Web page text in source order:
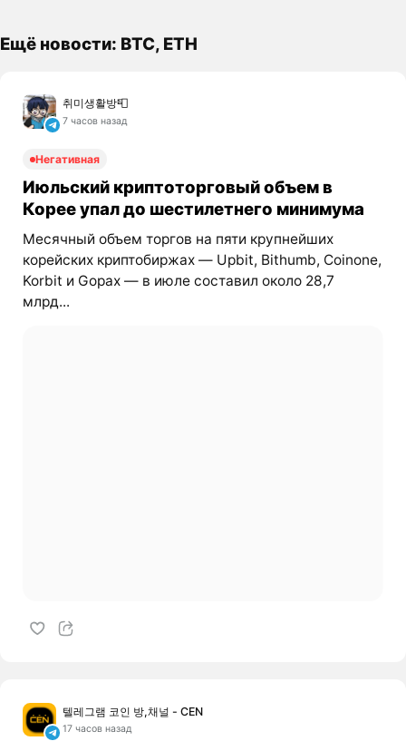
Ещё новости: BTC, ETH
취미생활방📮
7 часов назад
Негативная
Июльский криптоторговый объем в
Корее упал до шестилетнего минимума
Месячный объем торгов на пяти крупнейших
корейских криптобиржах — Upbit, Bithumb, Coinone,
Korbit и Gopax — в июле составил около 28,7
млрд...
텔레그램 코인 방,채널 - CEN
17 часов назад